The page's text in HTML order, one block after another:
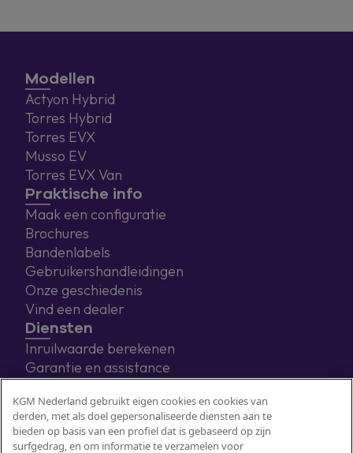
Modellen
Actyon Hybrid
Torres Hybrid
Torres EVX
Musso EV
Torres EVX Van
Praktische info
Maak een configuratie
Brochures
Bandenlabels
Gebruikershandleidingen
Onze geschiedenis
Vind een dealer
Diensten
Inruilwaarde berekenen
Garantie en assistance
KGM Nederland gebruikt eigen cookies en cookies van
derden, met als doel gepersonaliseerde diensten aan te
bieden op basis van een profiel dat is gebaseerd op zijn
surfgedrag, en om informatie te verzamelen voor